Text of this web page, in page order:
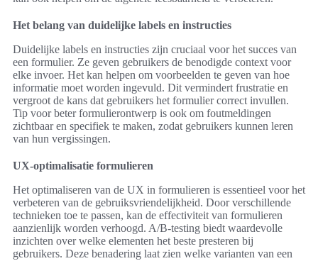
Het belang van duidelijke labels en instructies
Duidelijke labels en instructies zijn cruciaal voor het succes van
een formulier. Ze geven gebruikers de benodigde context voor
elke invoer. Het kan helpen om voorbeelden te geven van hoe
informatie moet worden ingevuld. Dit vermindert frustratie en
vergroot de kans dat gebruikers het formulier correct invullen.
Tip voor beter formulierontwerp is ook om foutmeldingen
zichtbaar en specifiek te maken, zodat gebruikers kunnen leren
van hun vergissingen.
UX-optimalisatie formulieren
Het optimaliseren van de UX in formulieren is essentieel voor het
verbeteren van de gebruiksvriendelijkheid. Door verschillende
technieken toe te passen, kan de effectiviteit van formulieren
aanzienlijk worden verhoogd. A/B-testing biedt waardevolle
inzichten over welke elementen het beste presteren bij
gebruikers. Deze benadering laat zien welke varianten van een